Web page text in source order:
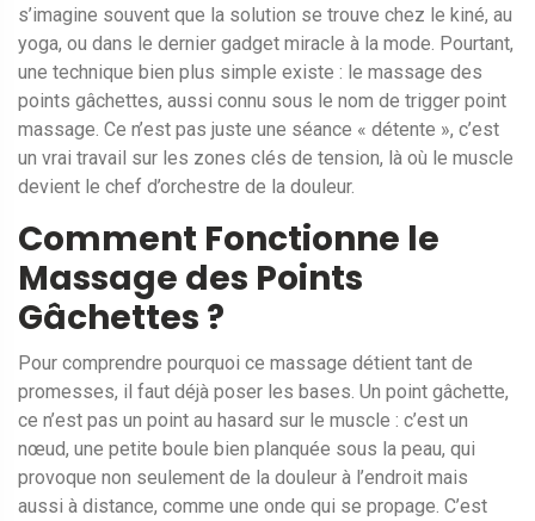
s’imagine souvent que la solution se trouve chez le kiné, au
yoga, ou dans le dernier gadget miracle à la mode. Pourtant,
une technique bien plus simple existe : le massage des
points gâchettes, aussi connu sous le nom de trigger point
massage. Ce n’est pas juste une séance « détente », c’est
un vrai travail sur les zones clés de tension, là où le muscle
devient le chef d’orchestre de la douleur.
Comment Fonctionne le
Massage des Points
Gâchettes ?
Pour comprendre pourquoi ce massage détient tant de
promesses, il faut déjà poser les bases. Un point gâchette,
ce n’est pas un point au hasard sur le muscle : c’est un
nœud, une petite boule bien planquée sous la peau, qui
provoque non seulement de la douleur à l’endroit mais
aussi à distance, comme une onde qui se propage. C’est